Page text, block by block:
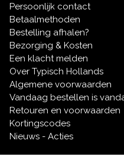
Persoonlijk contact
Betaalmethoden
Bestelling afhalen?
Bezorging & Kosten
Een klacht melden
Over Typisch Hollands
Algemene voorwaarden
Vandaag bestellen is
Retouren en voorwaarden
Kortingscodes
Nieuws - Acties